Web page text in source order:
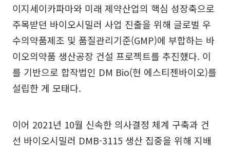
이지세이카파마와 미래 제약산업의 핵심 성장축으로
주목받던 바이오시밀러 사업 진출을 위해 글로벌 우
수의약품제조 및 품질관리기준(GMP)에 부합하는 바
이오의약품 생산공장 건설 프로젝트를 추진했다. 이
를 기반으로 합작법인 DM Bio(현 에스티젠바이오)를
설립한 게 모태다.
이어 2021년 10월 신속한 의사결정 체계 구축과 건
선 바이오시밀러 DMB-3115 생산 집중을 위해 지배